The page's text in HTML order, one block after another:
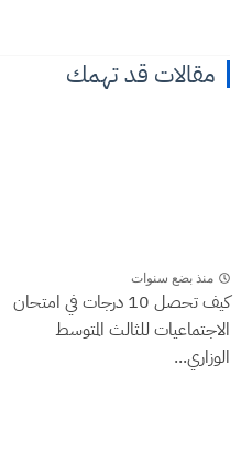
مقالات قد تهمك
منذ بضع سنوات
كيف تحصل 10 درجات في امتحان
الاجتماعيات للثالث المتوسط
الوزاري...